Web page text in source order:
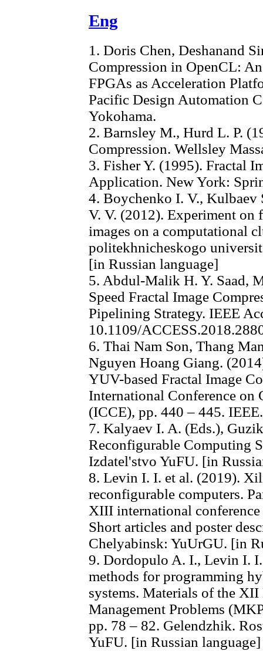
Eng
1. Doris Chen, Deshanand
Compression in OpenCL:
FPGAs as Acceleration
Pacific Design Automation
Yokohama.
2. Barnsley M., Hurd L. P.
Compression. Wellsley
3. Fisher Y. (1995). Fractal
Application. New York:
4. Boychenko I. V., Kulbaev
V. V. (2012). Experiment on
images on a computational
politekhnicheskogo
[in Russian language]
5. Abdul-Malik H. Y. Saad,
Speed Fractal Image
Pipelining Strategy. IEEE
10.1109/
6. Thai Nam Son, Thang
Nguyen Hoang Giang.
YUV-based Fractal Image
International Conference on
(ICCE), pp. 440 – 445. IEEE.
7. Kalyaev I. A. (Eds.),
Reconfigurable Computing
Izdatel'stvo YuFU. [in
8. Levin I. I. et al. (2019).
reconfigurable computers.
XIII international
Short articles and poster
Chelyabinsk: YuUrGU. [in
9. Dordopulo A. I., Levin I.
methods for programming
systems. Materials of the
Management Problems
pp. 78 – 82. Gelendzhik.
YuFU. [in Russian language]